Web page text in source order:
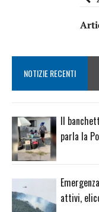
NOTIZIE RECENTI
Il
parla la
attivi,